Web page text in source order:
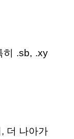
히 .sb, .xy
더 나아가